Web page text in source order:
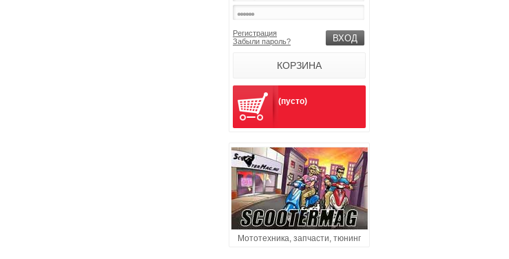
Регистрация
Забыли пароль?
КОРЗИНА
(пусто)
Мототехника, запчасти, тюнинг